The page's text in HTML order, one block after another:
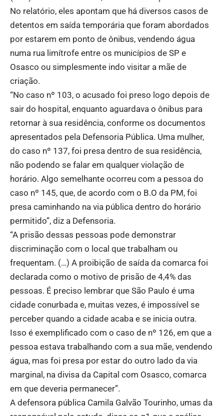
No relatório, eles apontam que há diversos casos de
detentos em saída temporária que foram abordados
por estarem em ponto de ônibus, vendendo água
numa rua limítrofe entre os municípios de SP e
Osasco ou simplesmente indo visitar a mãe de
criação.
“No caso nº 103, o acusado foi preso logo depois de
sair do hospital, enquanto aguardava o ônibus para
retornar à sua residência, conforme os documentos
apresentados pela Defensoria Pública. Uma mulher,
do caso nº 137, foi presa dentro de sua residência,
não podendo se falar em qualquer violação de
horário. Algo semelhante ocorreu com a pessoa do
caso nº 145, que, de acordo com o B.O da PM, foi
presa caminhando na via pública dentro do horário
permitido”, diz a Defensoria.
“A prisão dessas pessoas pode demonstrar
discriminação com o local que trabalham ou
frequentam. (…) A proibição de saída da comarca foi
declarada como o motivo de prisão de 4,4% das
pessoas. É preciso lembrar que São Paulo é uma
cidade conurbada e, muitas vezes, é impossível se
perceber quando a cidade acaba e se inicia outra.
Isso é exemplificado com o caso de nº 126, em que a
pessoa estava trabalhando com a sua mãe, vendendo
água, mas foi presa por estar do outro lado da via
marginal, na divisa da Capital com Osasco, comarca
em que deveria permanecer”.
A defensora pública Camila Galvão Tourinho, umas da